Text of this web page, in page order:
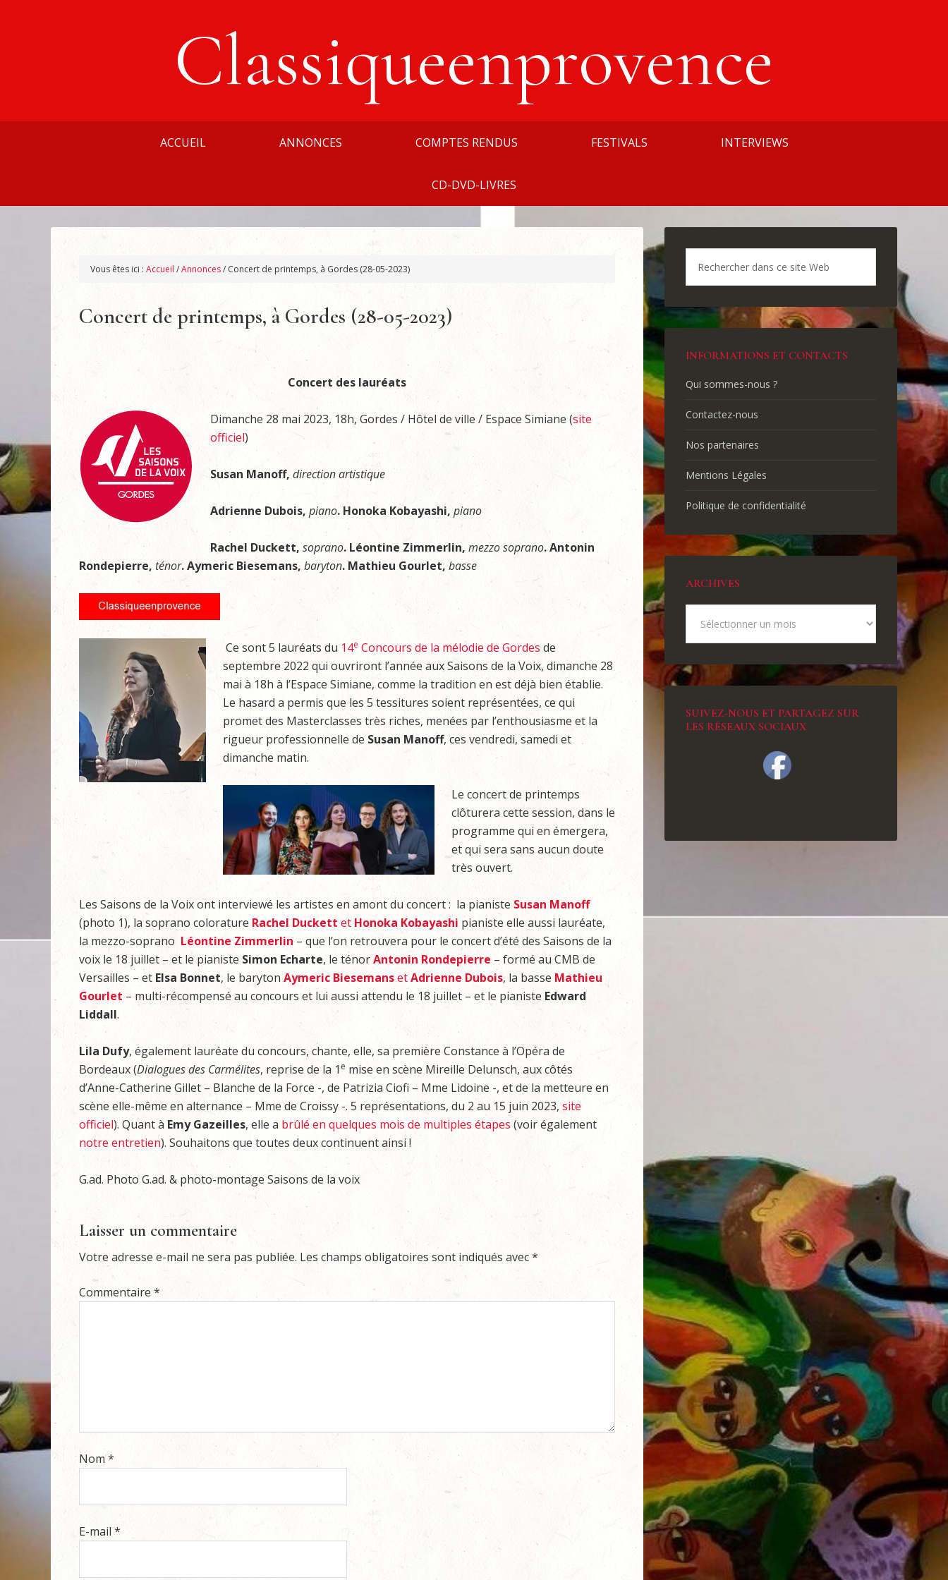
Classiqueenprovence
ACCUEIL ANNONCES COMPTES RENDUS FESTIVALS INTERVIEWS
CD-DVD-LIVRES
Vous êtes ici : Accueil /Annonces/ Concert de printemps, à Gordes (28-05-2023)
Concert de printemps, à Gordes (28-05-2023)
Concert des lauréats
Dimanche 28 mai 2023, 18h, Gordes / Hôtel de ville / Espace Simiane (site
officiel)
Susan Manoff, direction artistique
Adrienne Dubois, piano. Honoka Kobayashi, piano
Rachel Duckett, soprano. Léontine Zimmerlin, mezzo soprano. Antonin
Rondepierre, ténor.Aymeric Biesemans, baryton. Mathieu Gourlet, basse
Ce sont 5 lauréats du 14e Concours de la mélodie de Gordesde
septembre 2022 qui ouvriront l’année aux Saisons de la Voix, dimanche 28
mai à 18h à l’Espace Simiane, comme la tradition en est déjà bien établie.
Le hasard a permis que les 5 tessitures soient représentées, ce qui
promet des Masterclasses très riches, menées par l’enthousiasme et la
rigueur professionnelle de Susan Manoff, ces vendredi, samedi et
dimanche matin.
Le concert de printemps
clôturera cette session, dans le
programme qui en émergera,
et qui sera sans aucun doute
très ouvert.
Les Saisons de la Voix ont interviewé les artistes en amont du concert : la pianiste Susan Manoff
(photo 1), la soprano colorature Rachel Duckett et Honoka Kobayashi pianiste elle aussi lauréate,
la mezzo-soprano Léontine Zimmerlin – que l’on retrouvera pour le concert d’été des Saisons de la
voix le 18 juillet – et le pianiste Simon Echarte, le ténorAntonin Rondepierre – formé au CMB de
Versailles – et Elsa Bonnet, le barytonAymeric BiesemansetAdrienne Dubois, la basse Mathieu
Gourlet – multi-récompensé au concours et lui aussi attendu le 18 juillet – et le pianiste Edward
Liddall.
Lila Dufy, également lauréate du concours, chante, elle, sa première Constance à l’Opéra de
Bordeaux (Dialogues des Carmélites, reprise de la 1 e mise en scène Mireille Delunsch, aux côtés
d’Anne-Catherine Gillet – Blanche de la Force -, de Patrizia Ciofi – Mme Lidoine -, et de la metteure en
scène elle-même en alternance – Mme de Croissy -. 5 représentations, du 2 au 15 juin 2023, site
officiel). Quant à Emy Gazeilles, elle a brûlé en quelques mois de multiples étapes (voir également
notre entretien). Souhaitons que toutes deux continuent ainsi !
G.ad. Photo G.ad. & photo-montage Saisons de la voix
Laisser un commentaire
Votre adresse e-mail ne sera pas publiée. Les champs obligatoires sont indiqués avec*
Commentaire *
Nom*
E-mail*
INFORMATIONS ET CONTACTS
Qui sommes-nous ?
Contactez-nous
Nos partenaires
Mentions Légales
Politique de confidentialité
ARCHIVES
SUIVEZ-NOUS ET PARTAGEZ SUR
LES RÉSEAUX SOCIAUX